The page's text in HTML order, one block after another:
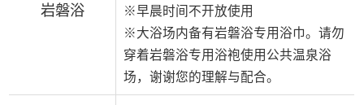
岩磐浴
※早晨时间不开放使用
※大浴场内备有岩磐浴专用浴巾。请勿
穿着岩磐浴专用浴袍使用公共温泉浴
场，谢谢您的理解与配合。